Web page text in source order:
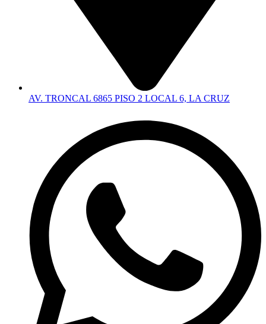
AV. TRONCAL 6865 PISO 2 LOCAL 6, LA CRUZ